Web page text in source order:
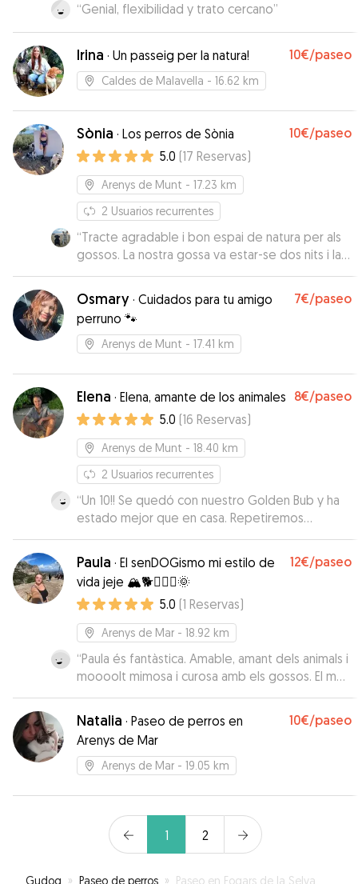
“Genial, flexibilidad y trato cercano”
Irina · Un passeig per la natura! 10€/paseo
Caldes de Malavella - 16.62 km
Sònia · Los perros de Sònia 10€/paseo
5.0 (17 Reservas)
Arenys de Munt - 17.23 km
2 Usuarios recurrentes
“Tracte agradable i bon espai de natura per als
gossos. La nostra gossa va estar-se dos nits i la
van cuidar molt bé. Un bon lloc on deixar-los.
Repetirem
Osmary · Cuidados para tu amigo
perruno 🐾
7€/paseo
Arenys de Munt - 17.41 km
Elena · Elena, amante de los animales 8€/paseo
5.0 (16 Reservas)
Arenys de Munt - 18.40 km
2 Usuarios recurrentes
“Un 10!! Se quedó con nuestro Golden Bub y ha
estado mejor que en casa. Repetiremos
seguro!!”
Paula · El senDOGismo mi estilo de
vida jeje 🏔️🐕🏃🏽‍♀️🌞
12€/paseo
5.0 (1 Reservas)
Arenys de Mar - 18.92 km
“Paula és fantàstica. Amable, amant dels animals i
moooolt mimosa i curosa amb els gossos. El meu
gos, tant en el Meet and Greet com a l'estada,
va contactar amb la Paula com si la conegués de
tota la vida. Una passada!!!!
Natalia · Paseo de perros en
Arenys de Mar
10€/paseo
Arenys de Mar - 19.05 km
1 2
Gudog » Paseo de perros » Paseo en Fogars de la Selva